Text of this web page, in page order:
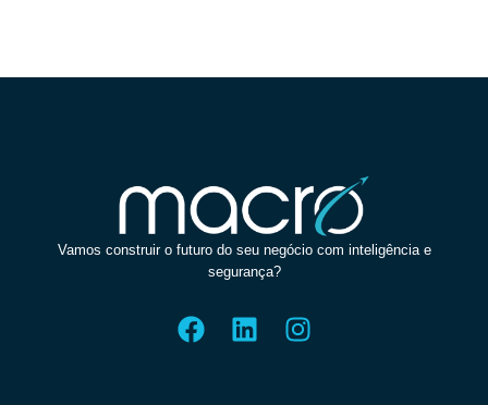
Vamos construir o futuro do seu negócio com inteligência e
segurança?